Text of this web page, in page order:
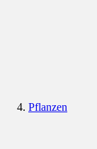
Pflanzen